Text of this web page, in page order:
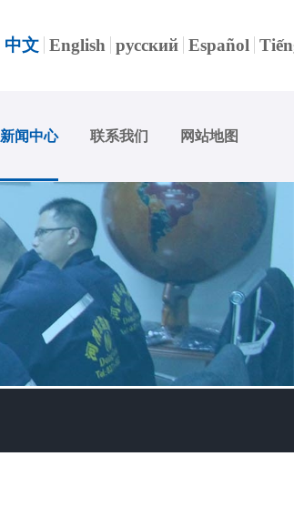
中文 English русский Español
新闻中心 联系我们 网站地图